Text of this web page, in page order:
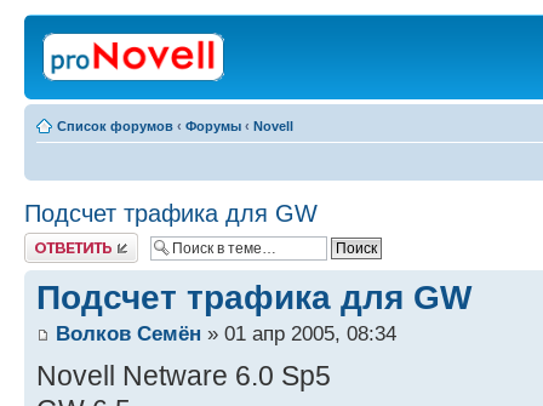
Список форумов ‹ Форумы ‹ Novell
Подсчет трафика для GW
Ответить
Подсчет трафика для GW
Волков Семён » 01 апр 2005, 08:34
Novell Netware 6.0 Sp5